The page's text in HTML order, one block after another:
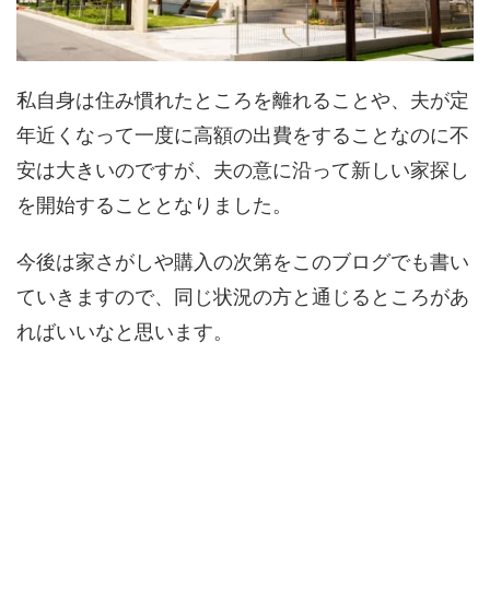
私自身は住み慣れたところを離れることや、夫が定
年近くなって一度に高額の出費をすることなのに不
安は大きいのですが、夫の意に沿って新しい家探し
を開始することとなりました。
今後は家さがしや購入の次第をこのブログでも書い
ていきますので、同じ状況の方と通じるところがあ
ればいいなと思います。